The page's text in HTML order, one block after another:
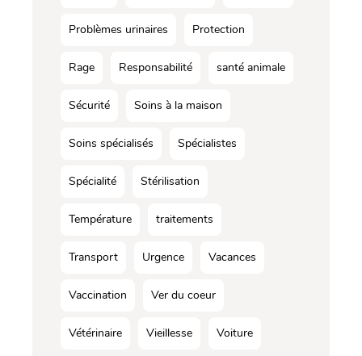
Problèmes urinaires Protection
Rage Responsabilité santé animale
Sécurité Soins à la maison
Soins spécialisés Spécialistes
Spécialité Stérilisation
Température traitements
Transport Urgence Vacances
Vaccination Ver du coeur
Vétérinaire Vieillesse Voiture